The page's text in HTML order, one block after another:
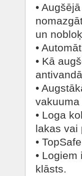
•
un
•
• Kā
•
vakuuma
• Loga
lakas vai
•
•
klāsts.